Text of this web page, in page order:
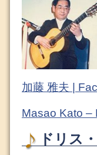
加藤 雅夫 |
Masao Kato –
ドリス